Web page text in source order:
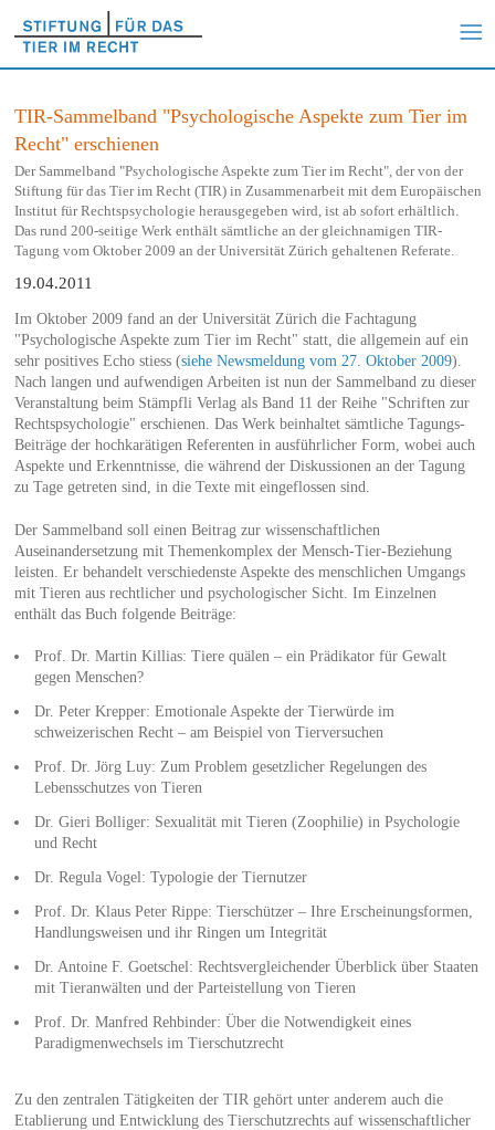
TIR-Sammelband "Psychologische Aspekte zum Tier im
Recht" erschienen
Der Sammelband "Psychologische Aspekte zum Tier im Recht", der von der
Stiftung für das Tier im Recht (TIR) in Zusammenarbeit mit dem Europäischen
Institut für Rechtspsychologie herausgegeben wird, ist ab sofort erhältlich.
Das rund 200-seitige Werk enthält sämtliche an der gleichnamigen TIR-
Tagung vom Oktober 2009 an der Universität Zürich gehaltenen Referate.
19.04.2011
Im Oktober 2009 fand an der Universität Zürich die Fachtagung
"Psychologische Aspekte zum Tier im Recht" statt, die allgemein auf ein
sehr positives Echo stiess (siehe Newsmeldung vom 27. Oktober 2009).
Nach langen und aufwendigen Arbeiten ist nun der Sammelband zu dieser
Veranstaltung beim Stämpfli Verlag als Band 11 der Reihe "Schriften zur
Rechtspsychologie" erschienen. Das Werk beinhaltet sämtliche Tagungs-
Beiträge der hochkarätigen Referenten in ausführlicher Form, wobei auch
Aspekte und Erkenntnisse, die während der Diskussionen an der Tagung
zu Tage getreten sind, in die Texte mit eingeflossen sind.
Der Sammelband soll einen Beitrag zur wissenschaftlichen
Auseinandersetzung mit Themenkomplex der Mensch-Tier-Beziehung
leisten. Er behandelt verschiedenste Aspekte des menschlichen Umgangs
mit Tieren aus rechtlicher und psychologischer Sicht. Im Einzelnen
enthält das Buch folgende Beiträge:
Prof. Dr. Martin Killias: Tiere quälen – ein Prädikator für Gewalt
gegen Menschen?
Dr. Peter Krepper: Emotionale Aspekte der Tierwürde im
schweizerischen Recht – am Beispiel von Tierversuchen
Prof. Dr. Jörg Luy: Zum Problem gesetzlicher Regelungen des
Lebensschutzes von Tieren
Dr. Gieri Bolliger: Sexualität mit Tieren (Zoophilie) in Psychologie
und Recht
Dr. Regula Vogel: Typologie der Tiernutzer
Prof. Dr. Klaus Peter Rippe: Tierschützer – Ihre Erscheinungsformen,
Handlungsweisen und ihr Ringen um Integrität
Dr. Antoine F. Goetschel: Rechtsvergleichender Überblick über Staaten
mit Tieranwälten und der Parteistellung von Tieren
Prof. Dr. Manfred Rehbinder: Über die Notwendigkeit eines
Paradigmenwechsels im Tierschutzrecht
Zu den zentralen Tätigkeiten der TIR gehört unter anderem auch die
Etablierung und Entwicklung des Tierschutzrechts auf wissenschaftlicher